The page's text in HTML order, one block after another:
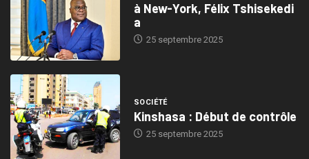
à New-York, Félix Tshisekedi
a
25 septembre 2025
SOCIÉTÉ
Kinshasa : Début de contrôle
25 septembre 2025